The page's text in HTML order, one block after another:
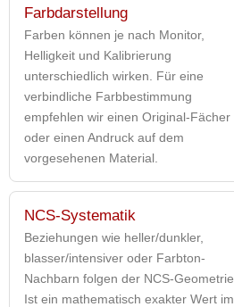
Farbdarstellung
Farben können je nach Monitor,
Helligkeit und Kalibrierung
unterschiedlich wirken. Für eine
verbindliche Farbbestimmung
empfehlen wir einen Original-Fächer
oder einen Andruck auf dem
vorgesehenen Material.
NCS-Systematik
Beziehungen wie heller/dunkler,
blasser/intensiver oder Farbton-
Nachbarn folgen der NCS-Geometrie.
Ist ein mathematisch exakter Wert im